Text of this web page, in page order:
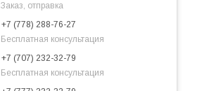
Заказ, отправка
+7 (778) 288-76-27
Бесплатная консультация
+7 (707) 232-32-79
Бесплатная консультация